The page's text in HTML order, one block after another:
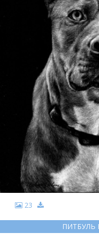
23
ПИТБУЛЬ